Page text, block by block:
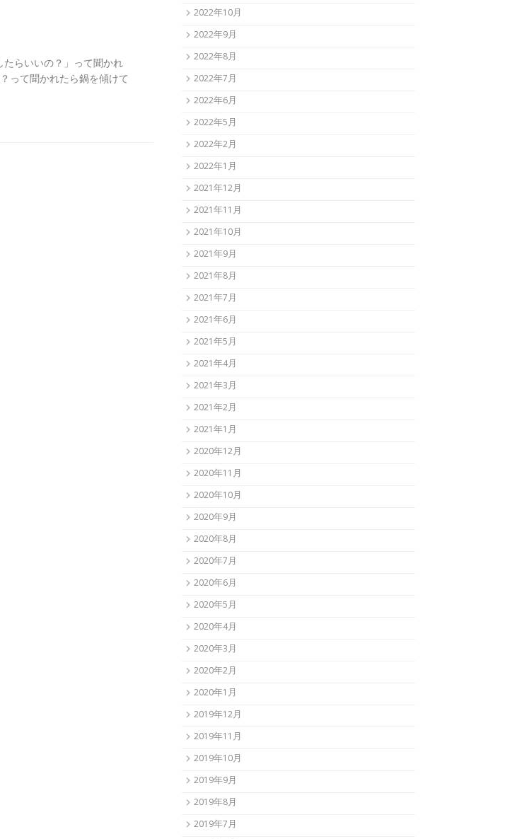
たらいいの？」って聞かれ
って聞かれたら鍋を傾けて
2022年10月
2022年9月
2022年8月
2022年7月
2022年6月
2022年5月
2022年2月
2022年1月
2021年12月
2021年11月
2021年10月
2021年9月
2021年8月
2021年7月
2021年6月
2021年5月
2021年4月
2021年3月
2021年2月
2021年1月
2020年12月
2020年11月
2020年10月
2020年9月
2020年8月
2020年7月
2020年6月
2020年5月
2020年4月
2020年3月
2020年2月
2020年1月
2019年12月
2019年11月
2019年10月
2019年9月
2019年8月
2019年7月